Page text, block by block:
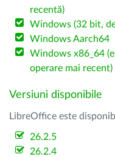
recentă)
Windows (32 bit,
Windows Aarch64
Windows x86_64
operare mai recent)
Versiuni disponibile
LibreOffice este
26.2.5
26.2.4